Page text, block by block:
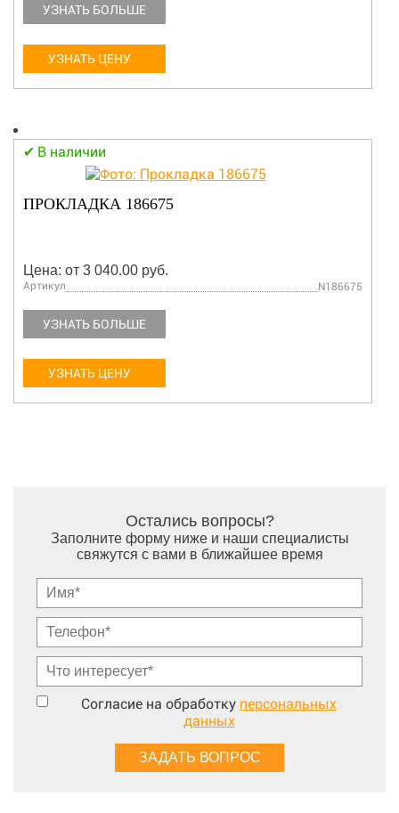
УЗНАТЬ БОЛЬШЕ
УЗНАТЬ ЦЕНУ
В наличии
ПРОКЛАДКА 186675
Цена: от 3 040.00 руб.
Артикул N186675
УЗНАТЬ БОЛЬШЕ
УЗНАТЬ ЦЕНУ
Остались вопросы?
Заполните форму ниже и наши специалисты
свяжутся с вами в ближайшее время
Согласие на обработку персональных
данных